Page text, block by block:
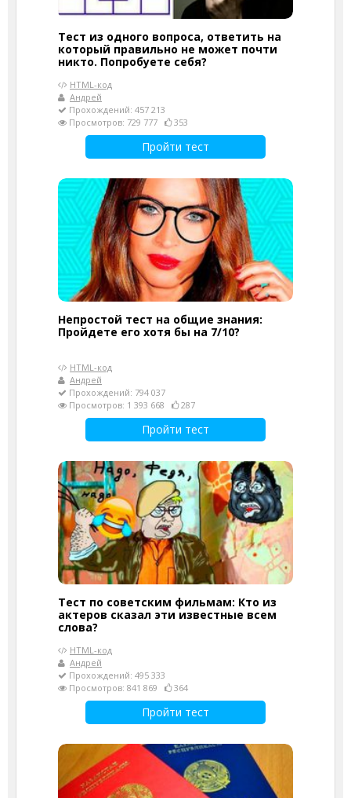
Тест из одного вопроса, ответить на
который правильно не может почти
никто. Попробуете себя?
HTML-код
Андрей
Прохождений: 457 213
Просмотров: 729 777
353
Пройти тест
Непростой тест на общие знания:
Пройдете его хотя бы на 7/10?
HTML-код
Андрей
Прохождений: 794 037
Просмотров: 1 393 668
287
Пройти тест
Тест по советским фильмам: Кто из
актеров сказал эти известные всем
слова?
HTML-код
Андрей
Прохождений: 495 333
Просмотров: 841 869
364
Пройти тест